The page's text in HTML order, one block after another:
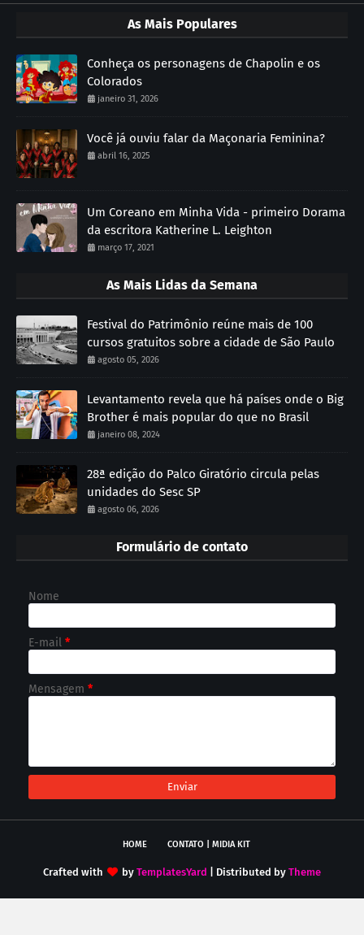
As Mais Populares
Conheça os personagens de Chapolin e os
Colorados
janeiro 31, 2026
Você já ouviu falar da Maçonaria Feminina?
abril 16, 2025
Um Coreano em Minha Vida - primeiro Dorama
da escritora Katherine L. Leighton
março 17, 2021
As Mais Lidas da Semana
Festival do Patrimônio reúne mais de 100
cursos gratuitos sobre a cidade de São Paulo
agosto 05, 2026
Levantamento revela que há países onde o Big
Brother é mais popular do que no Brasil
janeiro 08, 2024
28ª edição do Palco Giratório circula pelas
unidades do Sesc SP
agosto 06, 2026
Formulário de contato
Nome
E-mail *
Mensagem *
HOME CONTATO | MIDIA KIT
Crafted with by TemplatesYard | Distributed by Theme